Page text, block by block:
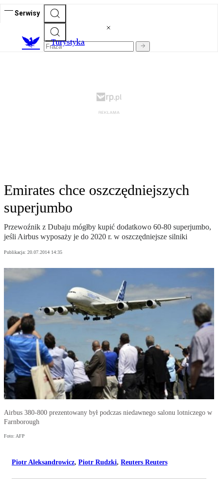
Serwisy
Turystyka
Emirates chce oszczędniejszych
superjumbo
Przewoźnik z Dubaju mógłby kupić dodatkowo 60-80 superjumbo,
jeśli Airbus wyposaży je do 2020 r. w oszczędniejsze silniki
Publikacja: 20.07.2014 14:35
Airbus 380-800 prezentowany był podczas niedawnego salonu lotniczego w
Farnborough
Foto: AFP
Piotr Aleksandrowicz, Piotr Rudzki, Reuters Reuters